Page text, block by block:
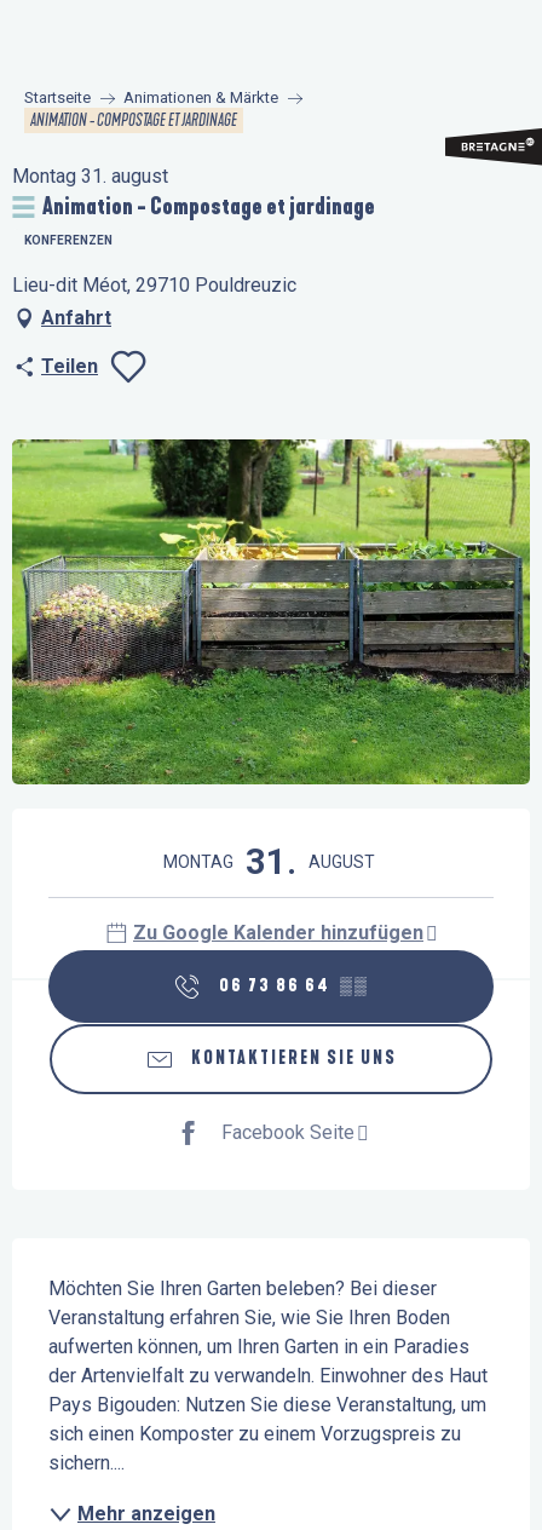
principal
Startseite Animationen & Märkte
ANIMATION - COMPOSTAGE ET JARDINAGE
Montag 31. august
Animation - Compostage et jardinage
KONFERENZEN
Lieu-dit Méot, 29710 Pouldreuzic
Anfahrt
Teilen
MONTAG 31. AUGUST
Zu Google Kalender hinzufügen
06 73 86 64 ▒▒
KONTAKTIEREN SIE UNS
Facebook Seite
Möchten Sie Ihren Garten beleben? Bei dieser
Veranstaltung erfahren Sie, wie Sie Ihren Boden
aufwerten können, um Ihren Garten in ein Paradies
der Artenvielfalt zu verwandeln. Einwohner des Haut
Pays Bigouden: Nutzen Sie diese Veranstaltung, um
sich einen Komposter zu einem Vorzugspreis zu
sichern....
Mehr anzeigen